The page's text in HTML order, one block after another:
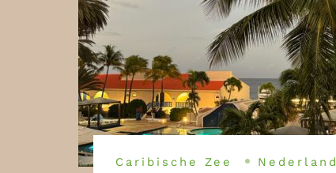
Caribische Zee Nederland